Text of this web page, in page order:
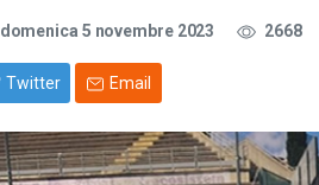
domenica 5 novembre 2023 2668
Twitter Email